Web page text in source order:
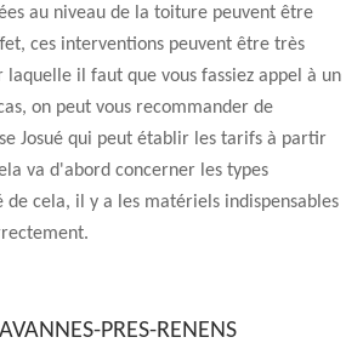
au niveau de la toiture peuvent être
ces interventions peuvent être très
il faut que vous fassiez appel à un
on peut vous recommander de
Josué qui peut établir les tarifs à partir
va d'abord concerner les types
cela, il y a les matériels indispensables
PRES-RENENS